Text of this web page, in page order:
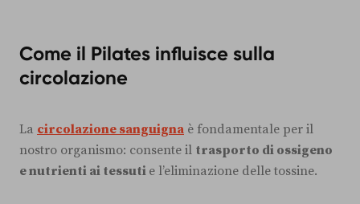
Come il Pilates influisce sulla
circolazione
La circolazione sanguigna è fondamentale per il
nostro organismo: consente il trasporto di ossigeno
e nutrienti ai tessuti e l’eliminazione delle tossine.